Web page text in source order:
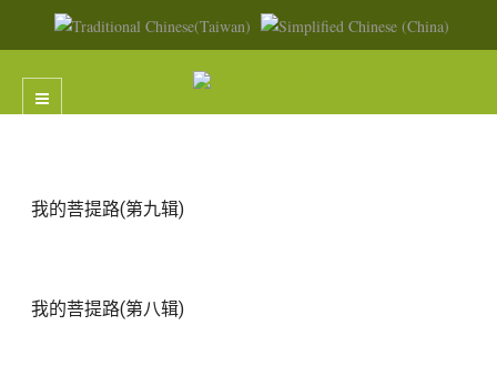
我的菩提路(第九辑)
我的菩提路(第八辑)